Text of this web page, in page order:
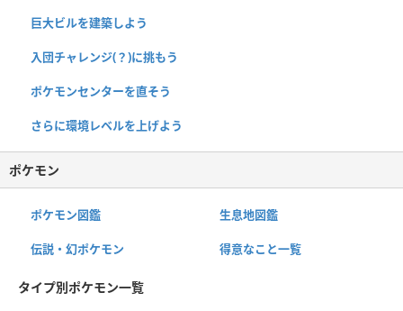
巨大ビルを建築しよう
入団チャレンジ(？)に挑もう
ポケモンセンターを直そう
さらに環境レベルを上げよう
ポケモン
ポケモン図鑑 生息地図鑑
伝説・幻ポケモン 得意なこと一覧
タイプ別ポケモン一覧